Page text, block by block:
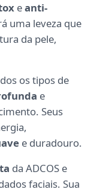
eanti-
uma leveza que
da pele,
os tipos de
e
Seus
e duradouro.
da ADCOS e
faciais. Sua